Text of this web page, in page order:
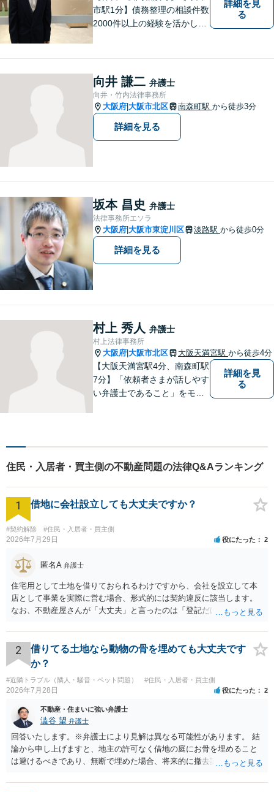
市駅1分】債務整理の相談件数
2000件以上の経験を活かし、
頼者様が不安を抱かないよう
に、わかりやすく的確なアド
バイスを心がけております。
詳細を見
る
向井 謙二 弁護士
向井・竹内法律事務所
大阪府 大阪市北区 南森町駅 から徒歩3分
詳細を見る
坂本 昌史 弁護士
法律事務所エソラ
大阪府 大阪市東淀川区 淡路駅 から徒歩0分
詳細を見る
村上 秀人 弁護士
村上法律事務所
大阪府 大阪市北区 大阪天満宮駅 から徒歩4分
【大阪天満宮駅4分、南森町駅
7分】「依頼者さまが話しやす
い弁護士であること」をモッ
と丁寧に説明していきますの
で、法律相談が初めての方で
も安心してお問合せくださ
い。
詳細を見
る
住民・入居者・買主側の不動産問題の法律Q&Aランキング
1 借地に会社設立しても大丈夫ですか？
#契約解除 #住民・入居者・買主側
2026年7月29日 役にたった 2
匿名A 弁護士
住宅用として土地を借りておられるわけですから、会社を設立して本
店として事業を実際に営む場合、形式的には契約違反に該当します。
なお、不動産屋さんが「大丈夫」と言ったのは「登記だけなら実務上
れますが、これは法的な保証ではありません。 ただ、解除まで認めら
れるかどうかについては信頼関係が破壊されたかどうかで判断されま
すので、建物を事務所・店舗用に大きく改築する等までなさらない限
り、リスクはそれほど大きくないかもしれません。 しかしそれでも、
大家さんが契約違反を口実に、将来の更新時に更新料の上乗せを要求
したり、立ち退きを迫る材料に使ったりする可能性は否定できませ
ん。
2
借りてる土地なら動物の骨を埋めても大丈夫です
か？
#近隣トラブル（隣人・騒音・ペット問題） #住民・入居者・買主側
2026年7月28日 役にたった 2
不動産・住まいに強い弁護士
澁谷 望 弁護士
回答いたします。※弁護士により見解は異なる可能性があります。 結
論から申し上げますと、地主の許可なく借地の庭にお骨を埋めること
は避けるべきであり、無断で埋めた場合、将来的に撤去請求や退去時
上、自分のペットの遺骨を埋める行為自体は墓地埋葬法違反や不法投